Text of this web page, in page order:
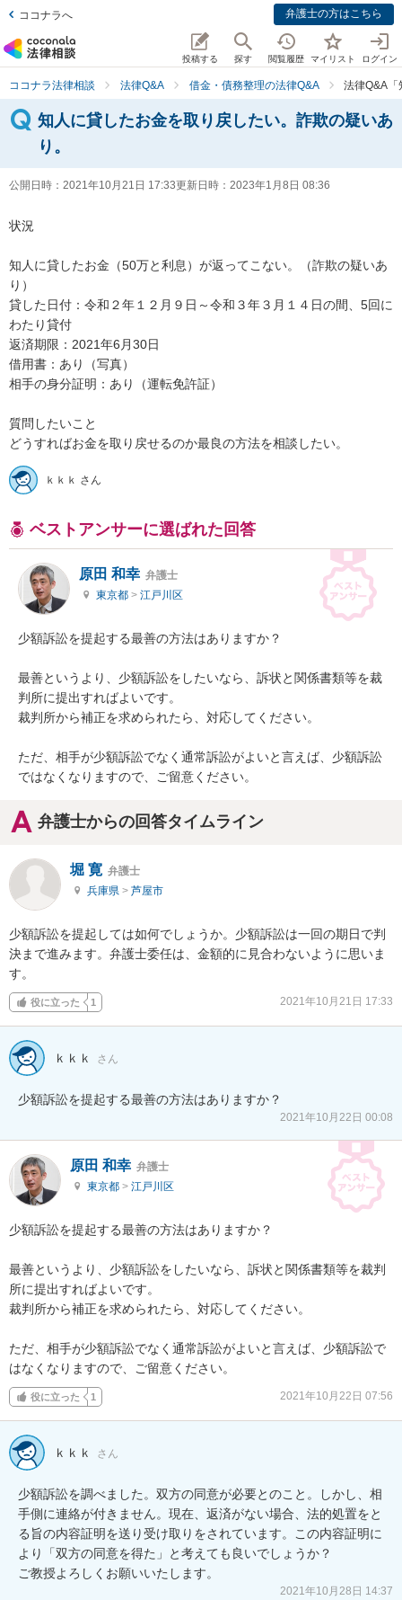
ココナラへ 弁護士の方はこちら
投稿する 探す 閲覧履歴 マイリスト ログイン
ココナラ法律相談 法律Q&A 借金・債務整理の法律Q&A 法律Q&A
知人に貸したお金を取り戻したい。詐欺の疑いあ
り。
公開日時： 2021年10月21日 17:33更新日時： 2023年1月8日 08:36
状況
知人に貸したお金（50万と利息）が返ってこない。（詐欺の疑いあ
り）
貸した日付：令和２年１２月９日～令和３年３月１４日の間、5回に
わたり貸付
返済期限：2021年6月30日
借用書：あり（写真）
相手の身分証明：あり（運転免許証）
質問したいこと
どうすればお金を取り戻せるのか最良の方法を相談したい。
ｋｋｋ さん
ベストアンサーに選ばれた回答
原田 和幸 弁護士
東京都 > 江戸川区
少額訴訟を提起する最善の方法はありますか？
最善というより、少額訴訟をしたいなら、訴状と関係書類等を裁
判所に提出すればよいです。
裁判所から補正を求められたら、対応してください。
ただ、相手が少額訴訟でなく通常訴訟がよいと言えば、少額訴訟
ではなくなりますので、ご留意ください。
弁護士からの回答タイムライン
堀 寛 弁護士
兵庫県 > 芦屋市
少額訴訟を提起しては如何でしょうか。少額訴訟は一回の期日で判
決まで進みます。弁護士委任は、金額的に見合わないように思いま
す。
役に立った 1 2021年10月21日 17:33
ｋｋｋ さん
少額訴訟を提起する最善の方法はありますか？
2021年10月22日 00:08
原田 和幸 弁護士
東京都 > 江戸川区
少額訴訟を提起する最善の方法はありますか？
最善というより、少額訴訟をしたいなら、訴状と関係書類等を裁判
所に提出すればよいです。
裁判所から補正を求められたら、対応してください。
ただ、相手が少額訴訟でなく通常訴訟がよいと言えば、少額訴訟で
はなくなりますので、ご留意ください。
役に立った 1 2021年10月22日 07:56
ｋｋｋ さん
少額訴訟を調べました。双方の同意が必要とのこと。しかし、相
手側に連絡が付きません。現在、返済がない場合、法的処置をと
る旨の内容証明を送り受け取りをされています。この内容証明に
より「双方の同意を得た」と考えても良いでしょうか？
ご教授よろしくお願いいたします。
2021年10月28日 14:37